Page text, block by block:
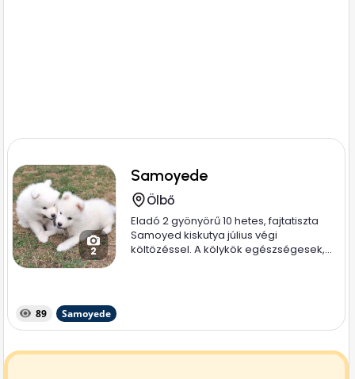
2
Samoyede
Ölbő
Eladó 2 gyönyörű 10 hetes, fajtatiszta
Samoyed kiskutya július végi
költözéssel. A kölykök egészségesek,...
89 Samoyede